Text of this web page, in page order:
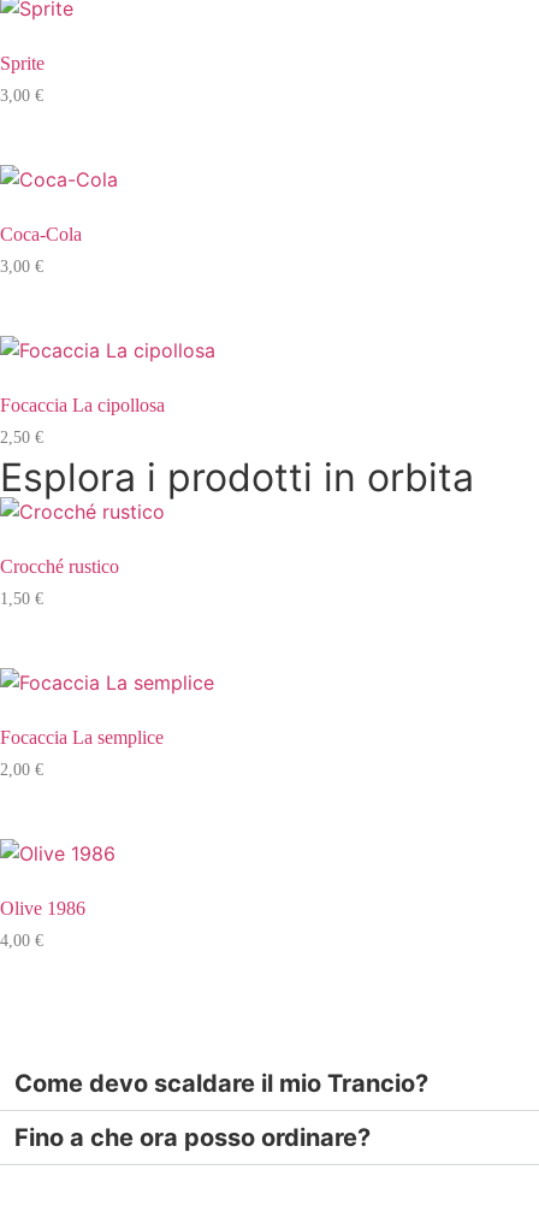
Sprite
3,00 €
Coca-Cola
3,00 €
Focaccia La cipollosa
2,50 €
Esplora i prodotti in orbita
Crocché rustico
1,50 €
Focaccia La semplice
2,00 €
Olive 1986
4,00 €
Come devo scaldare il mio Trancio?
Fino a che ora posso ordinare?